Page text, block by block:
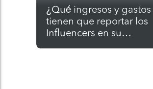
¿Qué ingresos y gastos
tienen que reportar los
Influencers en su